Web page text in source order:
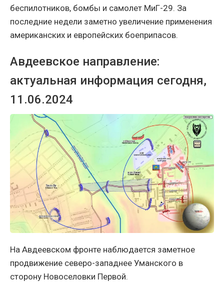
беспилотников, бомбы и самолет МиГ-29. За
последние недели заметно увеличение применения
американских и европейских боеприпасов.
Авдеевское направление:
актуальная информация сегодня,
11.06.2024
На Авдеевском фронте наблюдается заметное
продвижение северо-западнее Уманского в
сторону Новоселовки Первой.